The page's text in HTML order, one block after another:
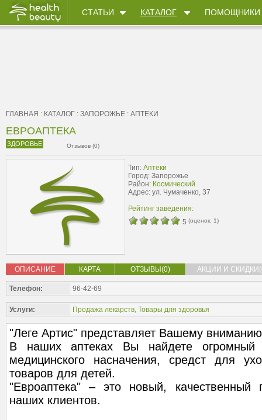
СТАТЬИ КАТАЛОГ ПОМОЩНИКИ
ГЛАВНАЯ : КАТАЛОГ : ЗАПОРОЖЬЕ : АПТЕКИ
ЕВРОАПТЕКА
ЗДОРОВЬЕ Отзывов (0)
Тип: Аптеки
Город: Запорожье
Район: Космический
Адрес: ул. Чумаченко, 37
Рейтинг заведения:
5 (оценок: 1)
ОПИСАНИЕ КАРТА ОТЗЫВЫ(0) АКЦИИ И
Телефон: 96-42-69
Услуги: Продажа лекарств, Товары для здоровья
"Леге Артис" представляет Вашему вниманию
В наших аптеках Вы найдете огромный
медицинского насначения, средст для
товаров для детей.
"Евроаптека" – это новый, качественный
наших клиентов.